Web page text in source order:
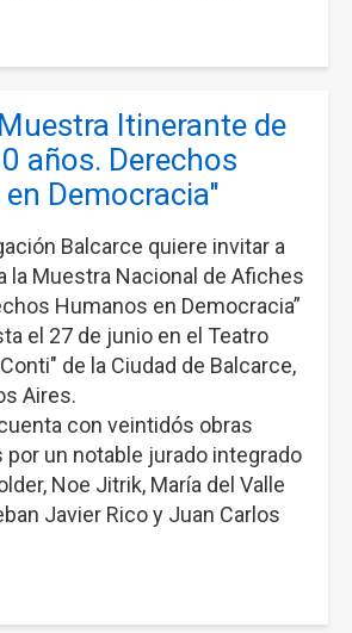
Itinerante de
años. Derechos
Democracia"
Balcarce quiere invitar a
la Muestra Nacional de Afiches
Humanos en Democracia”
el 27 de junio en el Teatro
de la Ciudad de Balcarce,
Aires.
con veintidós obras
un notable jurado integrado
Noe Jitrik, María del Valle
Javier Rico y Juan Carlos